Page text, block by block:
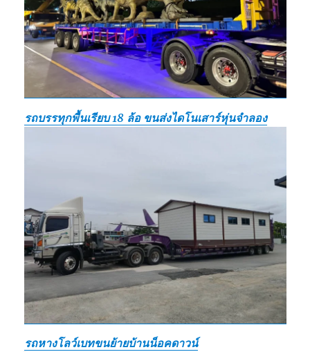
รถบรรทุกพื้นเรียบ 18 ล้อ ขนส่งไดโนเสาร์หุ่นจำลอง
รถหางโลว์เบทขนย้ายบ้านน็อคดาวน์